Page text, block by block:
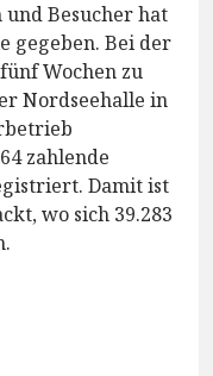
und Besucher hat
gegeben. Bei der
Wochen zu
Nordseehalle in
zahlende
Damit ist
wo sich 39.283